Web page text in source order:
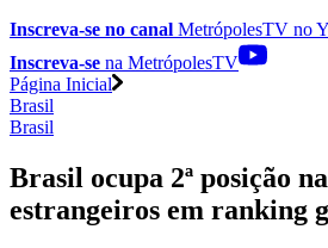
Inscreva-se no canal MetrópolesTV no
Inscreva-se na MetrópolesTV
Página Inicial
Brasil
Brasil
Brasil ocupa 2ª posição
estrangeiros em ranking